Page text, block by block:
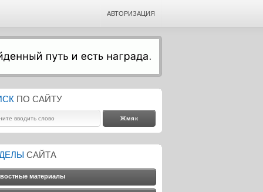
АВТОРИЗАЦИЯ
ПО САЙТУ
САЙТА
материалы